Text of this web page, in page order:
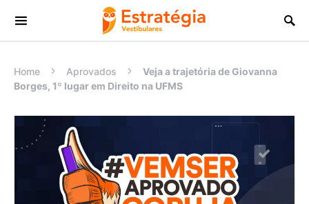
Procurar:
Home Aprovados
Veja a trajetória de Giovanna
Borges, 1º lugar em Direito na UFMS